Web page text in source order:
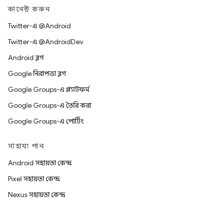
কানেক্ট করুন
Twitter-এ @Android
Twitter-এ @AndroidDev
Android ব্লগ
Google নিরাপত্তা ব্লগ
Google Groups-এ প্ল্যাটফর্ম
Google Groups-এ তৈরি করা
Google Groups-এ পোর্টিং
সাহায্য পান
Android সহায়তা কেন্দ্র
Pixel সহায়তা কেন্দ্র
Nexus সহায়তা কেন্দ্র